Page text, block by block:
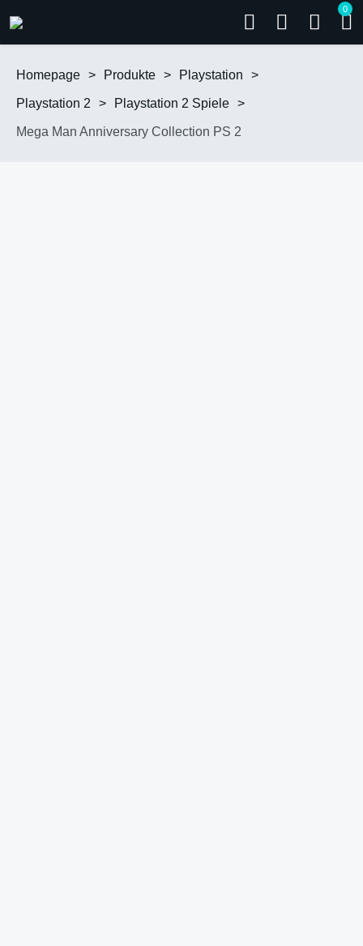
0
Homepage > Produkte > Playstation >
Playstation 2 > Playstation 2 Spiele >
Mega Man Anniversary Collection PS 2